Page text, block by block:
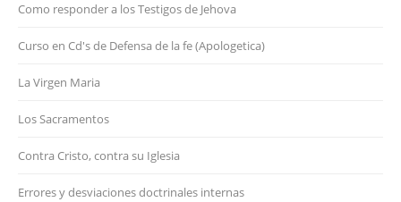
Como responder a los Testigos de Jehova
Curso en Cd's de Defensa de la fe (Apologetica)
La Virgen Maria
Los Sacramentos
Contra Cristo, contra su Iglesia
Errores y desviaciones doctrinales internas